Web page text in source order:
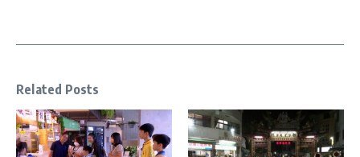
Related Posts